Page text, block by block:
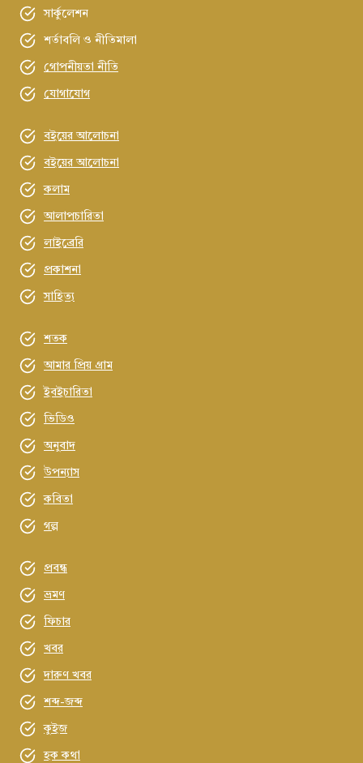
সার্কুলেশন
শর্তাবলি ও নীতিমালা
গোপনীয়তা নীতি
যোগাযোগ
বইয়ের আলোচনা
বইয়ের আলোচনা
কলাম
আলাপচারিতা
লাইব্রেরি
প্রকাশনা
সাহিত্য
শতক
আমার প্রিয় গ্রাম
ইবইচারিতা
ভিডিও
অনুবাদ
উপন্যাস
কবিতা
গল্প
প্রবন্ধ
ভ্রমণ
ফিচার
খবর
দারুণ খবর
শব্দ-জব্দ
কুইজ
হক কথা